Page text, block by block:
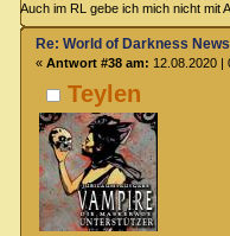
Auch im RL gebe ich mich nicht mit
Teylen
Re: World of Darkness News
« Antwort #38 am: 12.08.2020 |